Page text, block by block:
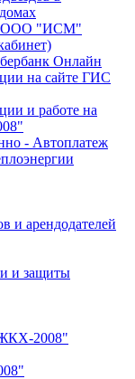
ООО "ИСМ"
Онлайн
на сайте ГИС
и работе на
- Автоплатеж
и арендодателей
и защиты
2008"